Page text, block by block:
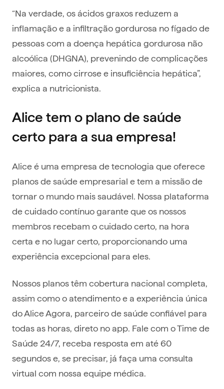
“Na verdade, os ácidos graxos reduzem a
inflamação e a infiltração gordurosa no fígado de
pessoas com a doença hepática gordurosa não
alcoólica (DHGNA), prevenindo de complicações
maiores, como cirrose e insuficiência hepática”,
explica a nutricionista.
Alice tem o plano de saúde
certo para a sua empresa!
Alice é uma empresa de tecnologia que oferece
planos de saúde empresarial e tem a missão de
tornar o mundo mais saudável. Nossa plataforma
de cuidado contínuo garante que os nossos
membros recebam o cuidado certo, na hora
certa e no lugar certo, proporcionando uma
experiência excepcional para eles.
Nossos planos têm cobertura nacional completa,
assim como o atendimento e a experiência única
do Alice Agora, parceiro de saúde confiável para
todas as horas, direto no app. Fale com o Time de
Saúde 24/7, receba resposta em até 60
segundos e, se precisar, já faça uma consulta
virtual com nossa equipe médica.